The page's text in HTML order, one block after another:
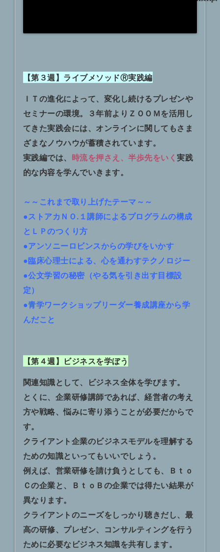
【第３週】ライブメソッドⓇ実践編
ＩＴの進化によって、変化し続けるプレゼンや
セミナーの環境。３年前よりＺＯＯＭを活用し
てきた実践会には、オンラインに関してもさま
ざまなノウハウが蓄積されています。
実践編では、 時流を押さえ、半歩先をいく実践
的な内容を学んでいきます。
～～これまで取り上げたテーマ～～
●ストアカＮＯ.１講師によるプログラムの構成
とＬＰのつくり方
●アンソニーロビンスからの学びをいかす
●臨床心理士による、心を通わすテクノロジー
●公文学習の秘密（やる気を引き出す目標設
定）
●青学ワークショップリーダー養成講座から学
んだこと
【第４週】ビジネスを学ぼう
関連知識として、ビジネス全体を学びます。
とくに、企業研修講師であれば、経営者の考え
方や戦略、悩みに寄り添うことが必要だからで
す。
クライアント企業のビジネスモデルを理解する
ための知識といってもいいでしょう。
例えば、営業研修を請け負うとしても、Ｂｔｏ
Ｃの企業と、ＢｔｏＢの企業では得たい結果が
異なります。
クライアントのニーズをしっかり聴きだし、最
高の研修、プレゼン、コンサルティングを行う
ために必要なビジネス知識を共有します。